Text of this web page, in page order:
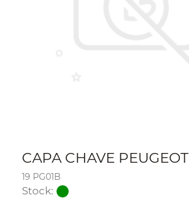
CAPA CHAVE PEUGEOT
19 PG01B
Stock: